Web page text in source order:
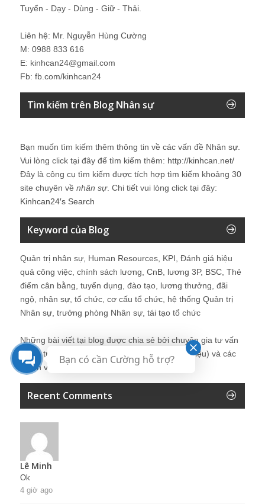
Tuyển - Dạy - Dùng - Giữ - Thải.
Liên hệ: Mr. Nguyễn Hùng Cường
M: 0988 833 616
E: kinhcan24@gmail.com
Fb: fb.com/kinhcan24
Tìm kiếm trên Blog Nhân sự
Bạn muốn tìm kiếm thêm thông tin về các vấn đề Nhân sự
Vui lòng click tại đây để tìm kiếm thêm: http://kinhcan.net/
Đây là công cụ tìm kiếm được tích hợp tìm kiếm khoảng 30
site chuyên về nhân sự. Chi tiết vui lòng click tại đây:
Kinhcan24′s Search
Keyword của Blog
Quản trị nhân sự, Human Resources, KPI, Đánh giá hiệu
quả công việc, chính sách lương, CnB, lương 3P, BSC, Thẻ
điểm cân bằng, tuyển dụng, đào tạo, lương thưởng, đãi
ngộ, nhân sự, tổ chức, cơ cấu tổ chức, hệ thống Quản trị
Nhân sự, trưởng phòng Nhân sự, tái tạo tổ chức
Những bài viết tại blog được chia sẻ bởi chuyên gia tư vấn
Quản trị Nhân sự Nguyễn Hùng Cường (
giới thiệu) và các
thành viên khác trong cộng đồng Nhân sự.
Recent Comments
Lê Minh
Ok
4 giờ ago
Bạn có cần Cường hỗ trợ?